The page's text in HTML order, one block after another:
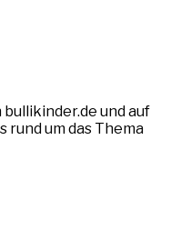
bullikinder.de und auf
rund um das Thema